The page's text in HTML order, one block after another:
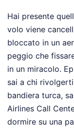
Hai presente
volo viene
bloccato in un
peggio che
in un miracolo.
sai a chi
bandiera turca,
Airlines Call
dormire su una